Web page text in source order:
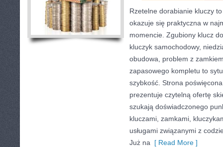
Rzetelne dorabianie kluczy
okazuje się praktyczna w
momencie. Zgubiony klucz
kluczyk samochodowy,
obudowa, problem z
zapasowego kompletu to
szybkość. Strona
prezentuje czytelną ofertę
szukają doświadczonego
kluczami, zamkami,
usługami związanymi z
Już na [ Read More ]